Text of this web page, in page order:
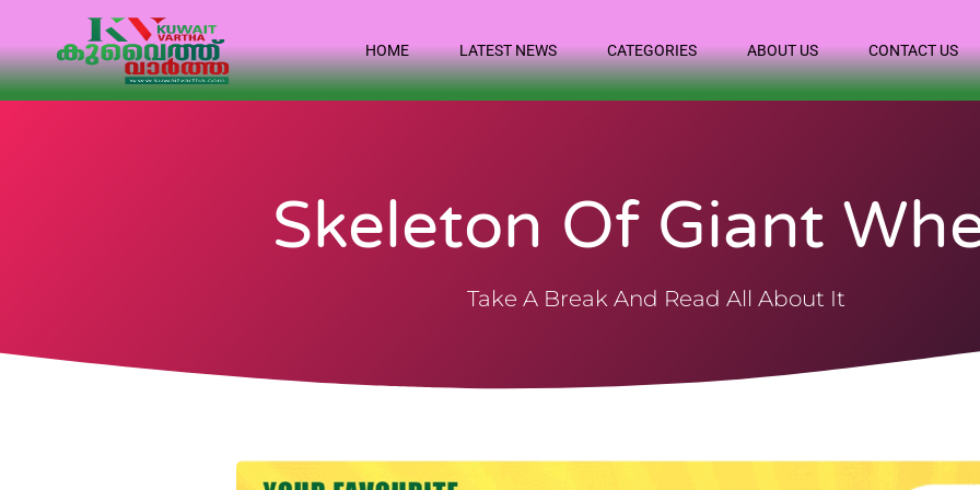
HOME LATEST NEWS CATEGORIES ABOUT US CONTACT US
Skeleton Of Giant
Take A Break And Read All About It